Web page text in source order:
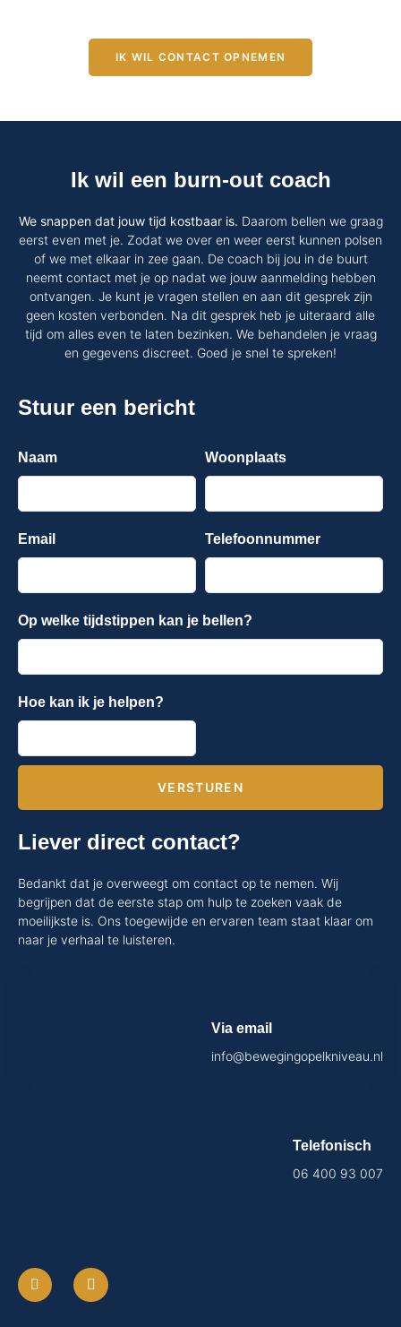
IK WIL CONTACT OPNEMEN
Ik wil een burn-out coach
We snappen dat jouw tijd kostbaar is. Daarom bellen we graag
eerst even met je. Zodat we over en weer eerst kunnen polsen
of we met elkaar in zee gaan. De coach bij jou in de buurt
neemt contact met je op nadat we jouw aanmelding hebben
ontvangen. Je kunt je vragen stellen en aan dit gesprek zijn
geen kosten verbonden. Na dit gesprek heb je uiteraard alle
tijd om alles even te laten bezinken. We behandelen je vraag
en gegevens discreet. Goed je snel te spreken!
Stuur een bericht
Naam Woonplaats
Email Telefoonnummer
Op welke tijdstippen kan je bellen?
Hoe kan ik je helpen?
VERSTUREN
Liever direct contact?
Bedankt dat je overweegt om contact op te nemen. Wij
begrijpen dat de eerste stap om hulp te zoeken vaak de
moeilijkste is. Ons toegewijde en ervaren team staat klaar om
naar je verhaal te luisteren.
Via email
info@bewegingopelkniveau.nl
Telefonisch
06 400 93 007